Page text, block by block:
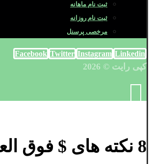
ثبت نام ماهانه
ثبت نام روزانه
مرخصی پرسنل
Facebook Twitter Instagram Linkedin
کپی رایت © 2026
8 نکته های $ فوق العاده بهترین روانشناس در اصفهان چیست؟